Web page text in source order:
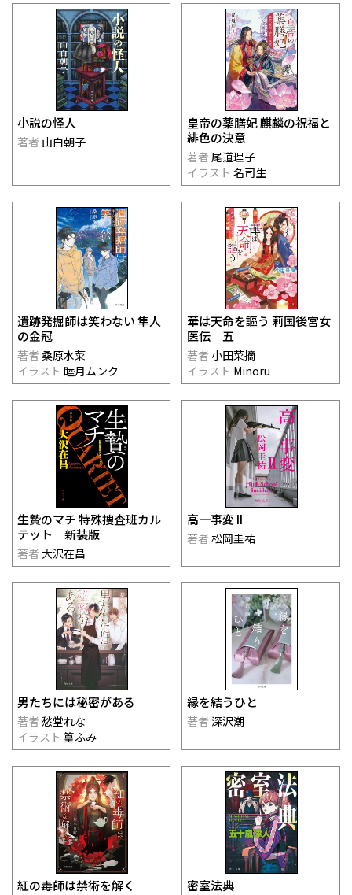
小説の怪人
著者 山白朝子
皇帝の薬膳妃 麒麟の祝福と
緋色の決意
著者 尾道理子
イラスト 名司生
遺跡発掘師は笑わない 隼人
の金冠
著者 桑原水菜
イラスト 睦月ムンク
華は天命を謳う 莉国後宮女
医伝 五
著者 小田菜摘
イラスト Minoru
生贄のマチ 特殊捜査班カル
テット 新装版
著者 大沢在昌
高一事変 II
著者 松岡圭祐
男たちには秘密がある
著者 愁堂れな
イラスト 篁ふみ
縁を結うひと
著者 深沢潮
紅の毒師は禁術を解く 密室法典